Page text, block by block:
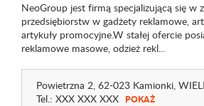
NeoGroup jest firmą specjalizującą się w
przedsiębiorstw w gadżety reklamowe,
artykuły promocyjne.W stałej ofercie
reklamowe masowe, odzież rekl...
Powietrzna 2, 62-023 Kamionki,
Tel.: XXX XXX XXX POKAŻ